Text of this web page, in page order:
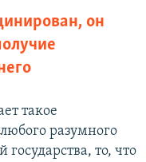
он
такое
разумного
государства, то, что